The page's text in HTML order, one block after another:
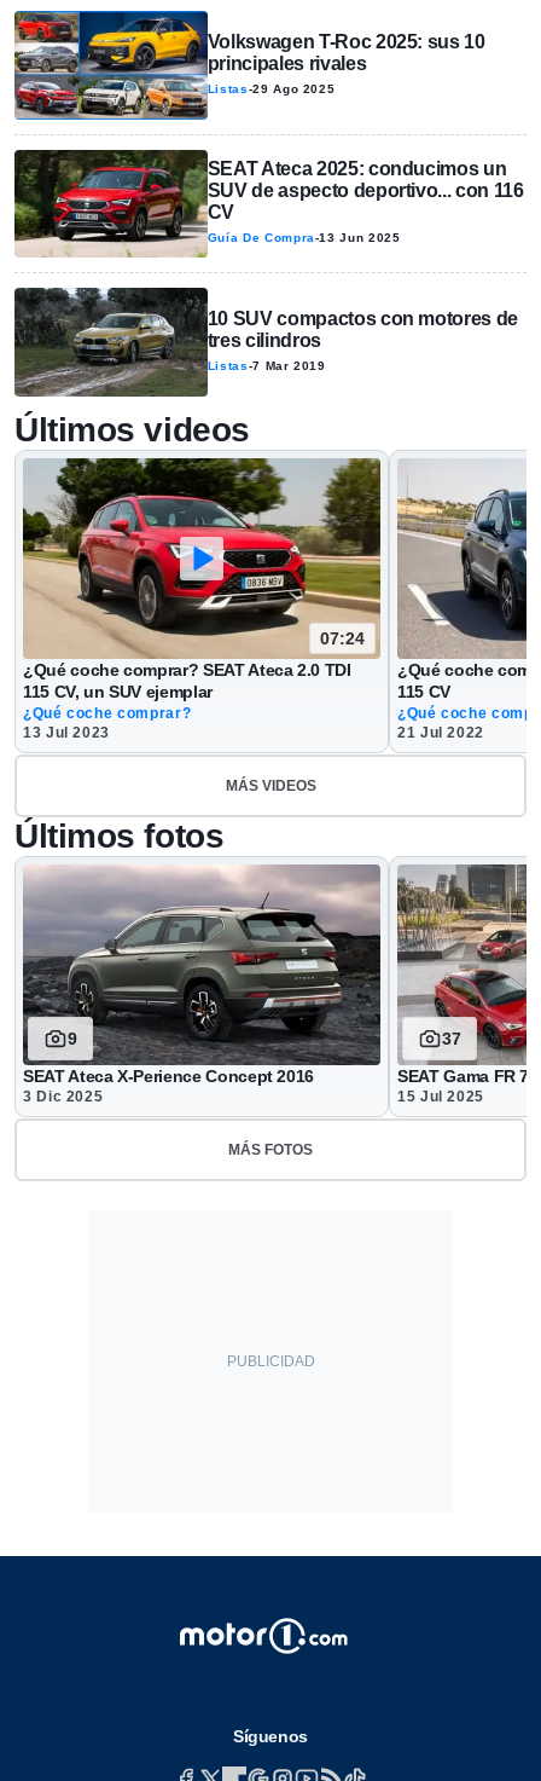
Volkswagen T-Roc 2025: sus 10
principales rivales
Listas-29 Ago 2025
SEAT Ateca 2025: conducimos un
SUV de aspecto deportivo... con 116
CV
Guía De Compra-13 Jun 2025
10 SUV compactos con motores de
tres cilindros
Listas-7 Mar 2019
Últimos videos
07:24
¿Qué coche comprar? SEAT Ateca 2.0 TDI
115 CV, un SUV ejemplar
¿Qué coche comprar?
13 Jul 2023
¿Qué coche
115 CV
¿Qué coche
21 Jul 2022
MÁS VIDEOS
Últimos fotos
9
SEAT Ateca X-Perience Concept 2016
3 Dic 2025
37
SEAT Gama FR
15 Jul 2025
MÁS FOTOS
Síguenos